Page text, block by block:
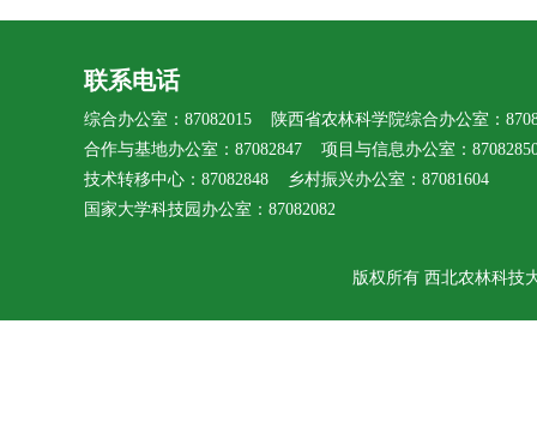
联系电话
综合办公室：87082015 陕西省农林科学院综合办公室：
合作与基地办公室：87082847 项目与信息办公室：
技术转移中心：87082848 乡村振兴办公室：87081604
国家大学科技园办公室：87082082
版权所有 西北农林科技